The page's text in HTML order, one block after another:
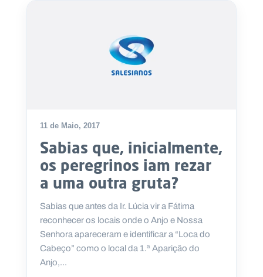
11 de Maio, 2017
Sabias que, inicialmente,
os peregrinos iam rezar
a uma outra gruta?
Sabias que antes da Ir. Lúcia vir a Fátima
reconhecer os locais onde o Anjo e Nossa
Senhora apareceram e identificar a “Loca do
Cabeço” como o local da 1.ª Aparição do
Anjo,...